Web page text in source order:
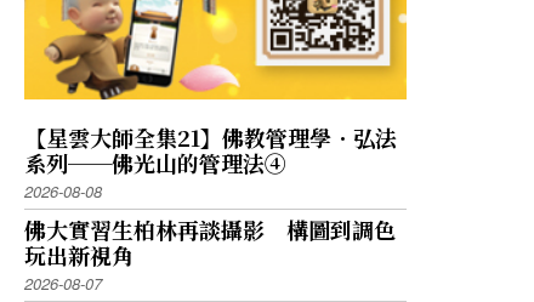
【星雲大師全集21】佛教管理學．弘法
系列──佛光山的管理法④
2026-08-08
佛大實習生柏林再談攝影 構圖到調色
玩出新視角
2026-08-07